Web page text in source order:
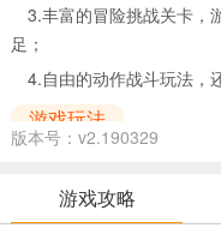
3.丰富的冒险挑战关卡，
足；
4.自由的动作战斗玩法，
游戏玩法
将能够在这儿自由的进行
装备。
版本号：v2.190329
游戏攻略